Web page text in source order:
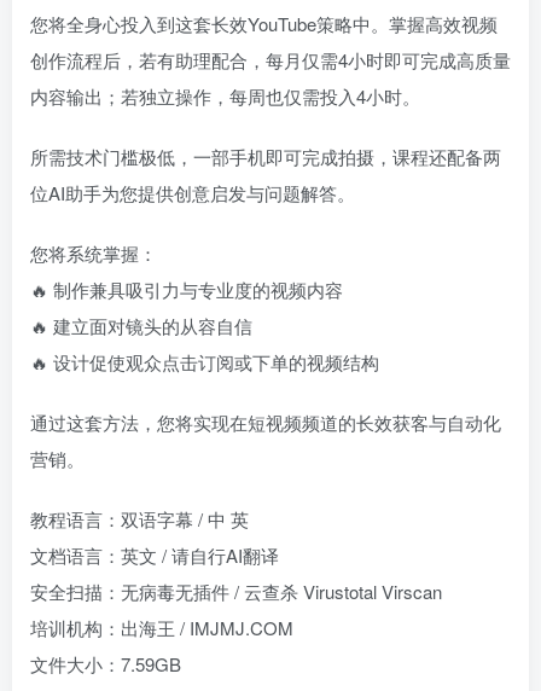
您将全身心投入到这套长效YouTube策略中。掌握高效视频
创作流程后，若有助理配合，每月仅需4小时即可完成高质量
内容输出；若独立操作，每周也仅需投入4小时。
所需技术门槛极低，一部手机即可完成拍摄，课程还配备两
位AI助手为您提供创意启发与问题解答。
您将系统掌握：
🔥 制作兼具吸引力与专业度的视频内容
🔥 建立面对镜头的从容自信
🔥 设计促使观众点击订阅或下单的视频结构
通过这套方法，您将实现在短视频频道的长效获客与自动化
营销。
教程语言：双语字幕 / 中 英
文档语言：英文 / 请自行AI翻译
安全扫描：无病毒无插件 / 云查杀 Virustotal Virscan
培训机构：出海王 / IMJMJ.COM
文件大小：7.59GB